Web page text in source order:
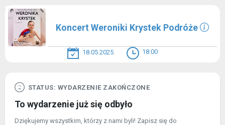
Koncert Weroniki Krystek Podróże
18.05.2025 18:00
STATUS: WYDARZENIE ZAKOŃCZONE
To wydarzenie już się odbyło
Dziękujemy wszystkim, którzy z nami byli! Zapisz się do